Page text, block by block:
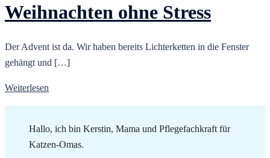
Weihnachten ohne Stress
Der Advent ist da. Wir haben bereits Lichterketten in die Fenster
gehängt und […]
Weiterlesen
Hallo, ich bin Kerstin, Mama und Pflegefachkraft für
Katzen-Omas.